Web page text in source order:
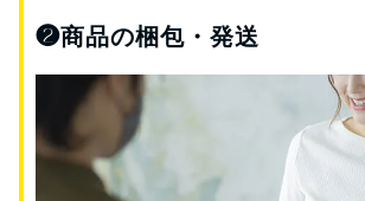
❷商品の梱包・発送